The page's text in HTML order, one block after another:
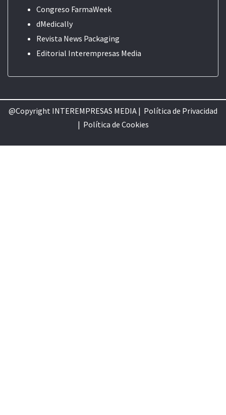
Congreso FarmaWeek
dMedically
Revista News Packaging
Editorial Interempresas Media
@Copyright INTEREMPRESAS MEDIA | Política de Privacidad
| Política de Cookies